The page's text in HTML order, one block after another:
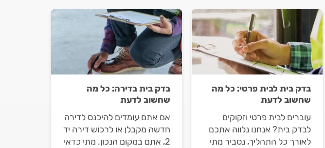
בדק בית לבית פרטי: כל מה
שחשוב לדעת
עוברים לבית פרטי וזקוקים
לבדק בית? אנחנו נלווה אתכם
לאורך כל התהליך, נסביר מתי
בדק בית בדירה: כל מה
שחשוב לדעת
אם אתם עומדים להיכנס לדירה
חדשה מקבלן או לרכוש דירה יד
2, אתם במקום הנכון. מתי כדאי